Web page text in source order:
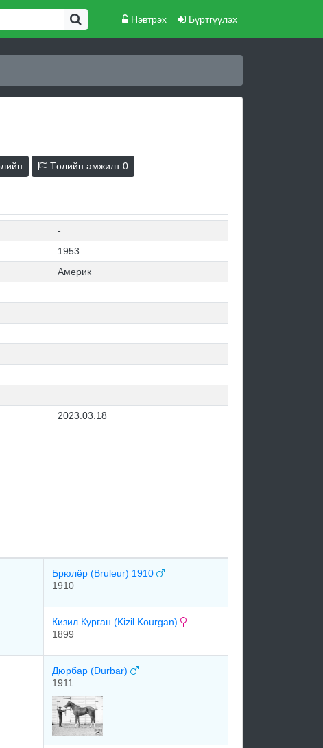
Нэвтрэх Бүртгүүлэх
Төлийн амжилт0
-
1953..
Америк
2023.03.18
Брюлёр (Bruleur) 1910
1910
Кизил Курган (Kizil Kourgan)
1899
Дюрбар (Durbar)
1911